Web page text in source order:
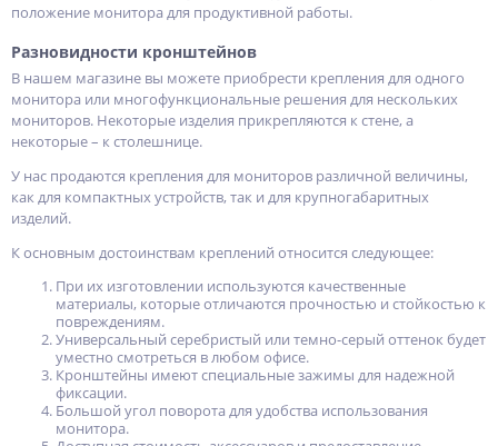
положение монитора для продуктивной работы.
Разновидности кронштейнов
В нашем магазине вы можете приобрести крепления для одного
монитора или многофункциональные решения для нескольких
мониторов. Некоторые изделия прикрепляются к стене, а
некоторые – к столешнице.
У нас продаются крепления для мониторов различной величины,
как для компактных устройств, так и для крупногабаритных
изделий.
К основным достоинствам креплений относится следующее:
При их изготовлении используются качественные
материалы, которые отличаются прочностью и стойкостью к
повреждениям.
Универсальный серебристый или темно-серый оттенок будет
уместно смотреться в любом офисе.
Кронштейны имеют специальные зажимы для надежной
фиксации.
Большой угол поворота для удобства использования
монитора.